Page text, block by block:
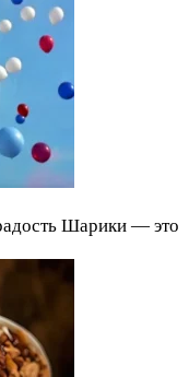
Шарики — это